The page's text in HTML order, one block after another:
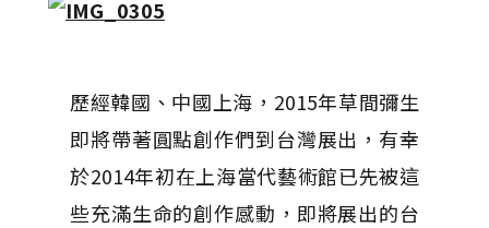
歷經韓國、中國上海，2015年草間彌生
即將帶著圓點創作們到台灣展出，有幸
於2014年初在上海當代藝術館已先被這
些充滿生命的創作感動，即將展出的台